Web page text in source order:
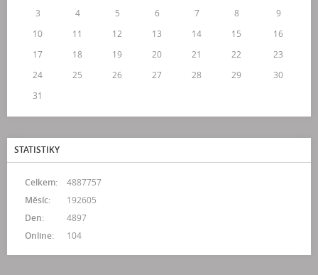
3
4 5 6 7 8
9
10
11 12 13 14 15
16
17
18 19 20 21 22
23
24
25 26 27 28 29
30
31
STATISTIKY
Online: 104
Celkem:
4887757
Měsíc:
192605
Den:
4897